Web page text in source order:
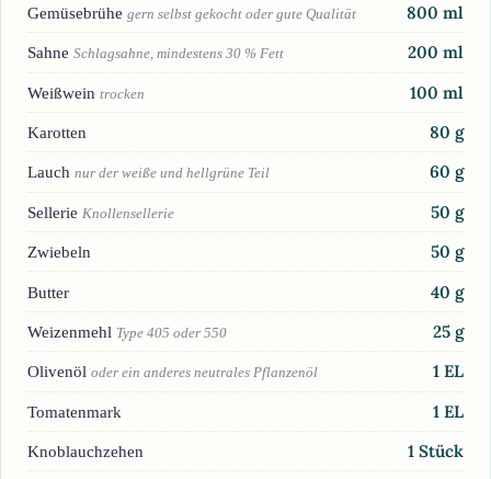
Gemüsebrühe gern selbst gekocht oder gute Qualität 800 ml
Sahne Schlagsahne, mindestens 30 % Fett 200 ml
Weißwein trocken 100 ml
Karotten 80 g
Lauch nur der weiße und hellgrüne Teil 60 g
Sellerie Knollensellerie 50 g
Zwiebeln 50 g
Butter 40 g
Weizenmehl Type 405 oder 550 25 g
Olivenöl oder ein anderes neutrales Pflanzenöl 1 EL
Tomatenmark 1 EL
Knoblauchzehen 1 Stück